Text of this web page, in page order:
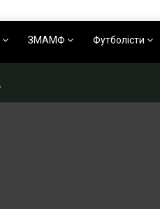
ЗМАМФ Футболісти